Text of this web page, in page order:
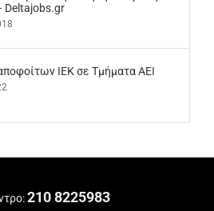
Deltajobs.gr
ΙΕΚ σε Τμήματα ΑΕΙ
210 8225983